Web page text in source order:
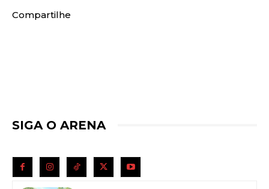
Compartilhe
SIGA O ARENA